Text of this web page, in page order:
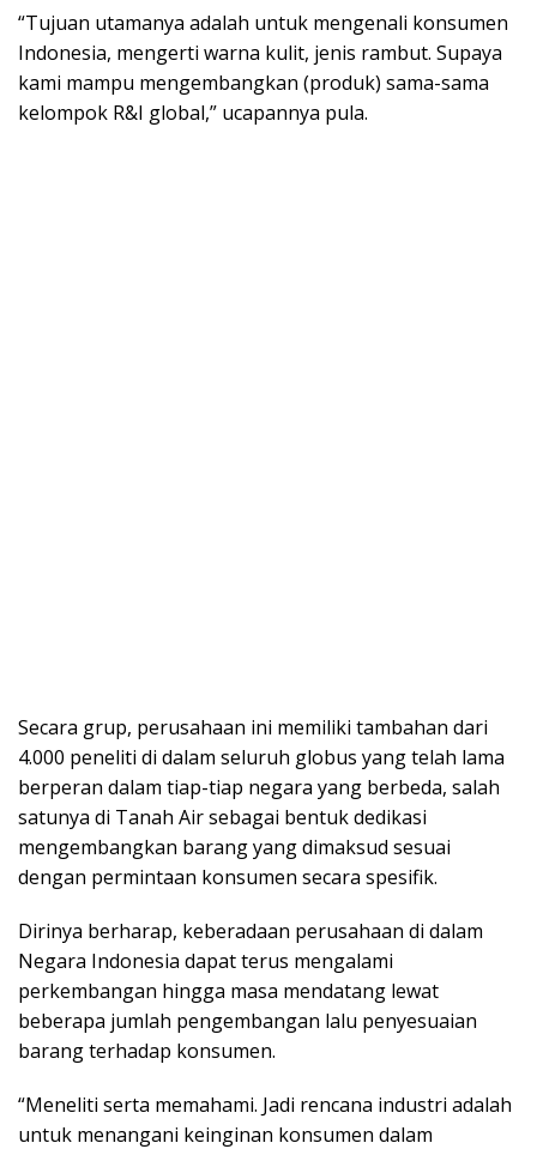
“Tujuan utamanya adalah untuk mengenali konsumen
Indonesia, mengerti warna kulit, jenis rambut. Supaya
kami mampu mengembangkan (produk) sama-sama
kelompok R&I global,” ucapannya pula.
Secara grup, perusahaan ini memiliki tambahan dari
4.000 peneliti di dalam seluruh globus yang telah lama
berperan dalam tiap-tiap negara yang berbeda, salah
satunya di Tanah Air sebagai bentuk dedikasi
mengembangkan barang yang dimaksud sesuai
dengan permintaan konsumen secara spesifik.
Dirinya berharap, keberadaan perusahaan di dalam
Negara Indonesia dapat terus mengalami
perkembangan hingga masa mendatang lewat
beberapa jumlah pengembangan lalu penyesuaian
barang terhadap konsumen.
“Meneliti serta memahami. Jadi rencana industri adalah
untuk menangani keinginan konsumen dalam